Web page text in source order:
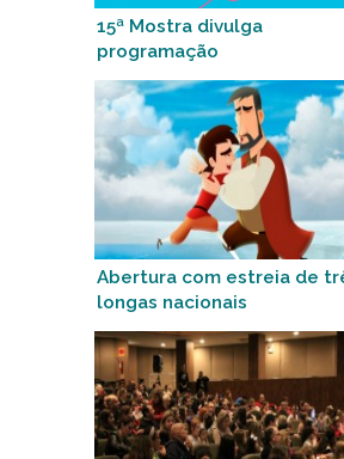
15ª Mostra divulga
programação
Abertura com estreia de
longas nacionais